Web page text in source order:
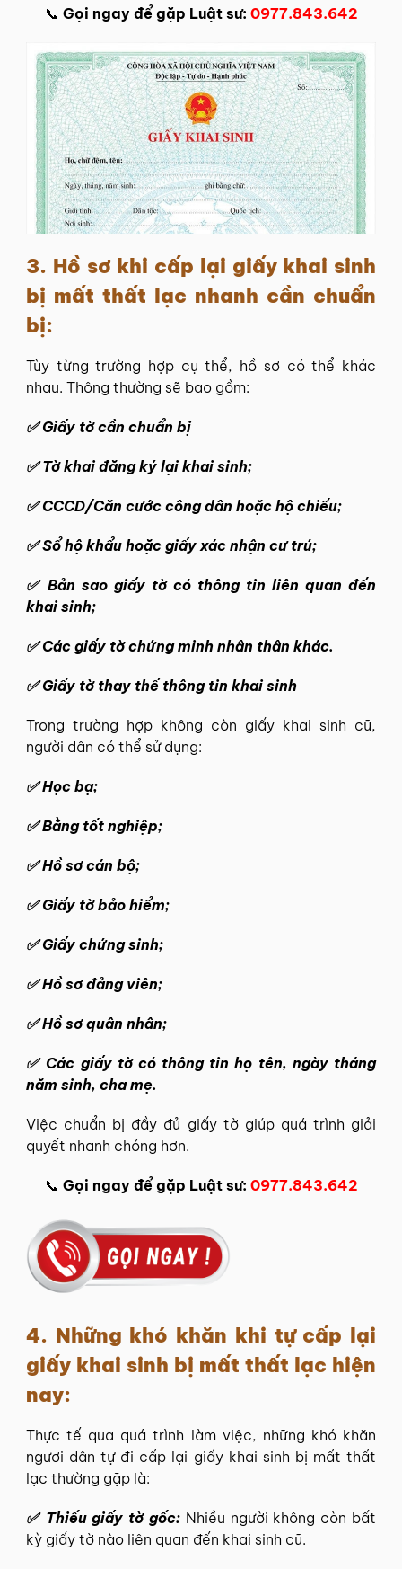
📞 Gọi ngay để gặp Luật sư: 0977.843.642
3. Hồ sơ khi cấp lại giấy khai sinh
bị mất thất lạc nhanh cần chuẩn
bị:
Tùy từng trường hợp cụ thể, hồ sơ có thể khác
nhau. Thông thường sẽ bao gồm:
✅Giấy tờ cần chuẩn bị
✅Tờ khai đăng ký lại khai sinh;
✅CCCD/Căn cước công dân hoặc hộ chiếu;
✅Sổ hộ khẩu hoặc giấy xác nhận cư trú;
✅ Bản sao giấy tờ có thông tin liên quan đến
khai sinh;
✅Các giấy tờ chứng minh nhân thân khác.
✅Giấy tờ thay thế thông tin khai sinh
Trong trường hợp không còn giấy khai sinh cũ,
người dân có thể sử dụng:
✅Học bạ;
✅Bằng tốt nghiệp;
✅Hồ sơ cán bộ;
✅Giấy tờ bảo hiểm;
✅Giấy chứng sinh;
✅Hồ sơ đảng viên;
✅Hồ sơ quân nhân;
✅ Các giấy tờ có thông tin họ tên, ngày tháng
năm sinh, cha mẹ.
Việc chuẩn bị đầy đủ giấy tờ giúp quá trình giải
quyết nhanh chóng hơn.
📞 Gọi ngay để gặp Luật sư: 0977.843.642
4. Những khó khăn khi tự cấp lại
giấy khai sinh bị mất thất lạc hiện
nay:
Thực tế qua quá trình làm việc, những khó khăn
ngươi dân tự đi cấp lại giấy khai sinh bị mất thất
lạc thường gặp là:
✅ Thiếu giấy tờ gốc: Nhiều người không còn bất
kỳ giấy tờ nào liên quan đến khai sinh cũ.